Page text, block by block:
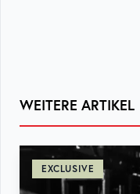
WEITERE ARTIKEL
EXCLUSIVE